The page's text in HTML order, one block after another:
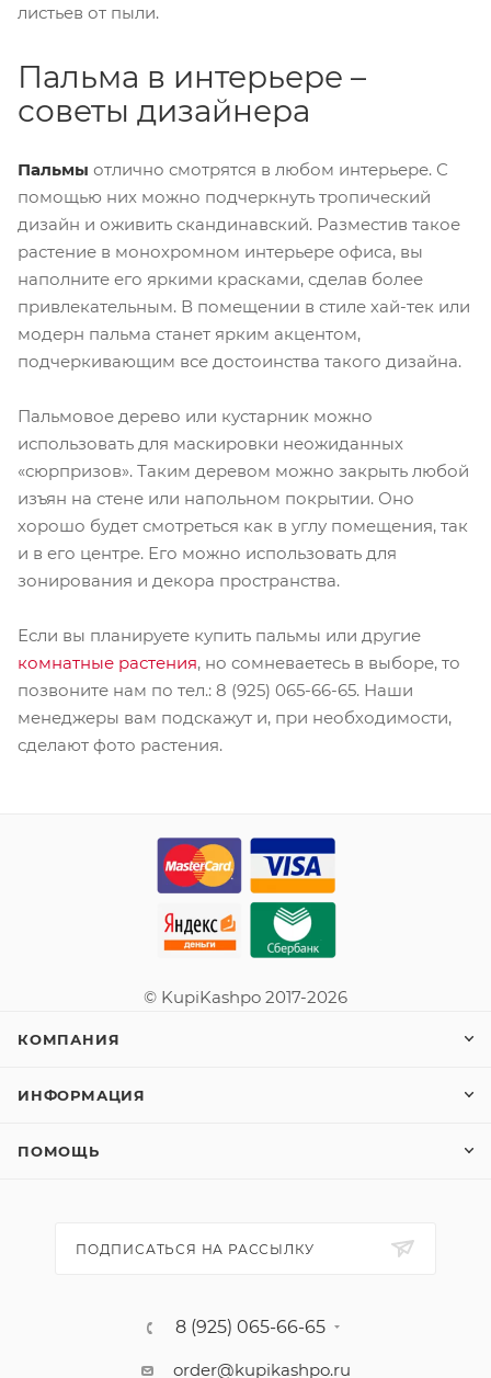
листьев от пыли.
Пальма в интерьере –
советы дизайнера
Пальмы отлично смотрятся в любом интерьере. С
помощью них можно подчеркнуть тропический
дизайн и оживить скандинавский. Разместив такое
растение в монохромном интерьере офиса, вы
наполните его яркими красками, сделав более
привлекательным. В помещении в стиле хай-тек или
модерн пальма станет ярким акцентом,
подчеркивающим все достоинства такого дизайна.
Пальмовое дерево или кустарник можно
использовать для маскировки неожиданных
«сюрпризов». Таким деревом можно закрыть любой
изъян на стене или напольном покрытии. Оно
хорошо будет смотреться как в углу помещения, так
и в его центре. Его можно использовать для
зонирования и декора пространства.
Если вы планируете купить пальмы или другие
комнатные растения, но сомневаетесь в выборе, то
позвоните нам по тел.: 8 (925) 065-66-65. Наши
менеджеры вам подскажут и, при необходимости,
сделают фото растения.
© KupiKashpo 2017-2026
КОМПАНИЯ
ИНФОРМАЦИЯ
ПОМОЩЬ
ПОДПИСАТЬСЯ НА РАССЫЛКУ
8 (925) 065-66-65
order@kupikashpo.ru